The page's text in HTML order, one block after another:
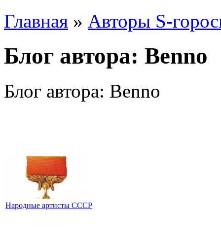
Главная » Авторы S-
Блог автора: Benno
Блог автора: Benno
Народные артисты СССР